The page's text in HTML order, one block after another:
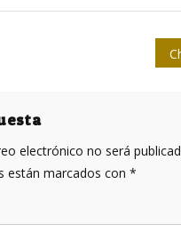
electrónico no será
están marcados con *